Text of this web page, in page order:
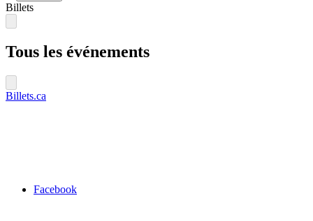
Billets
Tous les événements
Billets.ca
Facebook